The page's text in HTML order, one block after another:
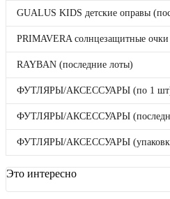
шт)
лоты)
PRIMAVERA
(последние лоты)
RAYBAN
ФУТЛЯРЫ/
ФУТЛЯРЫ/
лоты)
ФУТЛЯРЫ/
Бренды
Отложенные товары
Прайс-лист
4TEEN детские
GUALUS KIDS детские оправы
PRIMAVERA солнцезащитные
RAYBAN (последние лоты)
ФУТЛЯРЫ/АКСЕССУАРЫ (по 1
ФУТЛЯРЫ/АКСЕССУАРЫ
ФУТЛЯРЫ/АКСЕССУАРЫ
Это интересно